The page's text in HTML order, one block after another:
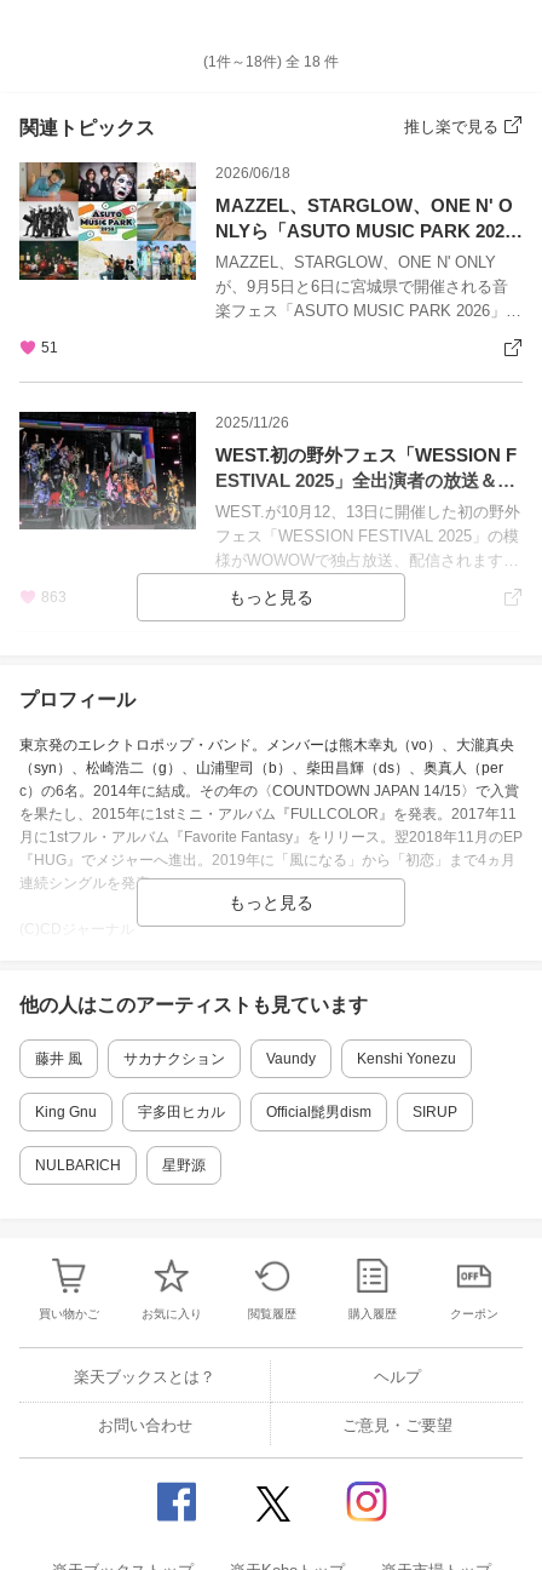
(1件～ 18件) 全 18 件
関連トピックス 推し楽で見る
2026/06/18
MAZZEL、STARGLOW、ONE N' O
NLYら「ASUTO MUSIC PARK 202
6」出演決定！
MAZZEL、STARGLOW、ONE N' ONLY
が、9月5日と6日に宮城県で開催される音
楽フェス「ASUTO MUSIC PARK 2026」に
51
2025/11/26
WEST.初の野外フェス「WESSION F
ESTIVAL 2025」全出演者の放送＆配
信決定！
WEST.が10月12、13日に開催した初の野外
フェス「WESSION FESTIVAL 2025」の模
様がWOWOWで独占放送、配信されます。
ォーマンスが公開！
863
の声でライブスタート♪
10月12日～13日に開催されたWEST.主催の
音楽フェス「WESSION FESTIVAL 2025」
より、ライブレポートが到着しました！ 2
日間でWEST.を含む11組のアーティストが
出演し、約6万人の観客を魅了したステージ
の模様をお届けします。
916
2025/10/08
密着特番も
10月12日、13日にWEST.主催で開催される
W独占放送、配信が決定♪ WEST.や出演ア
ーティストへのインタビュー、リハーサル
やバックヤードでの様子に迫る密着特番も2
026年2月に放送、配信されます。
428
9月28日19時より「WESSION」第4回が放
送・配信されます。今回のゲストは、「世
界中の毎日をおどらせる」というテーマで
351
2025/09/18
「WESSION FESTIVAL 2025」10/12
オープニングゲストに横山裕＆Saucy
Dog石原慎也！
10月12日、13日に大阪・万博記念公園で開
プロフィール
東京発のエレクトロポップ・バンド。メンバーは熊木幸丸（vo）、大瀧真央
（syn）、松崎浩二（g）、山浦聖司（b）、柴田昌輝（ds）、奥真人（per
c）の6名。2014年に結成。その年の〈COUNTDOWN JAPAN 14/15〉で入賞
を果たし、2015年に1stミニ・アルバム『FULLCOLOR』を発表。2017年11
月に1stフル・アルバム『Favorite Fantasy』をリリース。翌2018年11月のEP
『HUG』でメジャーへ進出。2019年に「風になる」から「初恋」まで4ヵ月
連続シングルを発表。
(C)CDジャーナル
活動期間
2014年～
更新日 2021年01月30日 （登録日 2017年02月11日 ）
提供元：株式会社ジャパンミュージックデータ
他の人はこのアーティスト も見ています
藤井 風 サカナクション Vaundy Kenshi Yonezu
King Gnu 宇多田ヒカル Official髭男dism SIRUP
NULBARICH 星野源
買い物かご お気に入り 閲覧履歴 購入履歴 クーポン
楽天ブックスとは？ ヘルプ
お問い合わせ ご意見・ご要望